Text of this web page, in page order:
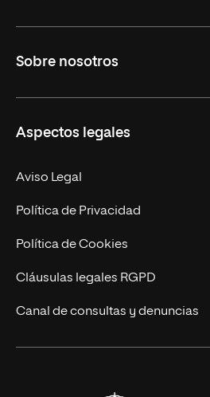
Derecho
Empresa
MBA
Marketing y Comunicación
Ingeniería
Diseño
Ciencias de la Salud
Sobre nosotros
Nuestro Equipo
Contacto
Aspectos legales
Aviso Legal
Política de Privacidad
Política de Cookies
Cláusulas legales RGPD
Canal de consultas y denuncias